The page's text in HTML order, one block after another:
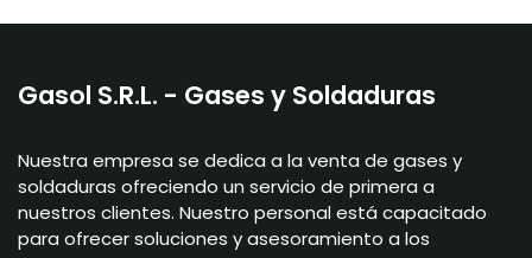
Gasol S.R.L. - Gases y Soldaduras
Nuestra empresa se dedica a la venta de gases y
soldaduras ofreciendo un servicio de primera a
nuestros clientes. Nuestro personal está capacitado
para ofrecer soluciones y asesoramiento a los